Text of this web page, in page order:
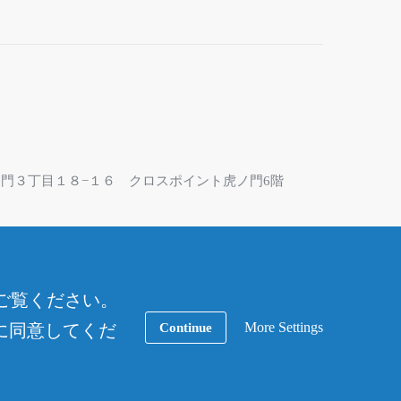
３丁目１８−１６ クロスポイント虎ノ門6階
覧ください。
同意してくだ
Continue More Settings